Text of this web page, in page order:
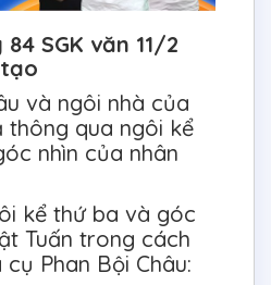
SGK văn 11/2
và ngôi nhà của
thông qua ngôi kể
nhìn của nhân
kể thứ ba và góc
Tuấn trong cách
Phan Bội Châu: